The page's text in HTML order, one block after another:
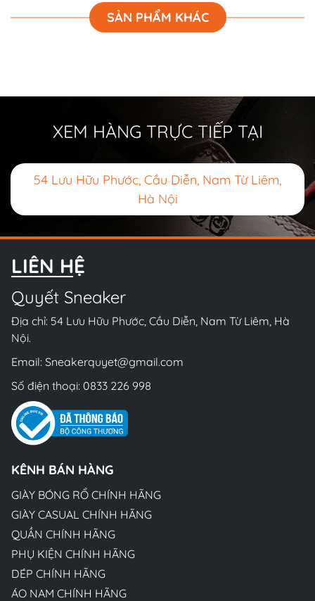
SẢN PHẨM KHÁC
XEM HÀNG TRỰC TIẾP TẠI
54 Lưu Hữu Phước, Cầu Diễn, Nam Từ Liêm,
Hà Nội
LIÊN HỆ
Quyết Sneaker
Địa chỉ: 54 Lưu Hữu Phước, Cầu Diễn, Nam Từ Liêm, Hà
Nội.
Email: Sneakerquyet@gmail.com
Số điện thoại: 0833 226 998
KÊNH BÁN HÀNG
GIÀY BÓNG RỔ CHÍNH HÃNG
GIÀY CASUAL CHÍNH HÃNG
QUẦN CHÍNH HÃNG
PHỤ KIỆN CHÍNH HÃNG
DÉP CHÍNH HÃNG
ÁO NAM CHÍNH HÃNG